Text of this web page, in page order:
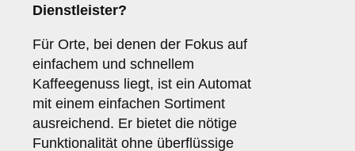
Dienstleister?
Für Orte, bei denen der Fokus auf
einfachem und schnellem
Kaffeegenuss liegt, ist ein Automat
mit einem einfachen Sortiment
ausreichend. Er bietet die nötige
Funktionalität ohne überflüssige